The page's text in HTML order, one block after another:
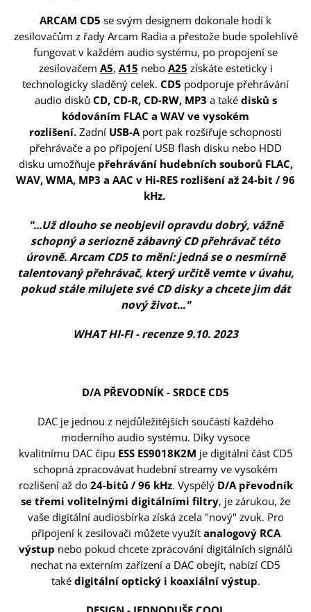
ARCAM CD5 se svým designem dokonale hodí k
zesilovačům z řady Arcam Radia a přestože bude spolehlivě
fungovat v každém audio systému, po propojení se
zesilovačem A5, A15 nebo A25 získáte esteticky i
technologicky sladěný celek. CD5 podporuje přehrávání
audio disků CD, CD-R, CD-RW, MP3 a takédisků s
kódováním FLAC a WAV ve vysokém
rozlišení.Zadní USB-Aport pak rozšiřuje schopnosti
přehrávače a po připojení USB flash disku nebo HDD
disku umožňuje přehrávání hudebních souborů FLAC,
WAV, WMA, MP3 a AAC v Hi-RES rozlišení až 24-bit / 96
kHz.
"...Už dlouho se neobjevil opravdu dobrý, vážně
schopný a seriozně zábavný CD přehrávač této
úrovně. Arcam CD5 to mění: jedná se o nesmírně
talentovaný přehrávač, který určitě vemte v úvahu,
pokud stále milujete své CD disky a chcete jim dát
nový život..."
WHAT HI-FI - recenze 9.10. 2023
D/A PŘEVODNÍK - SRDCE CD5
DAC je jednou z nejdůležitějších součástí každého
moderního audio systému. Díky vysoce
kvalitnímu DAC čipu ESS ES9018K2M je digitální část CD5
schopná zpracovávat hudební streamy ve vysokém
rozlišení až do 24-bitů / 96 kHz. Vyspělý D/A převodník
setřemi volitelnými digitálními filtry, je zárukou, že
vaše digitální audiosbírka získá zcela "nový" zvuk. Pro
připojení k zesilovači můžete využít analogový RCA
výstup nebo pokud chcete zpracování digitálních signálů
nechat na externím zařízení a DAC obejít, nabízí CD5
také digitální optický i koaxiální výstup.